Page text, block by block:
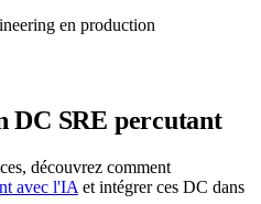
en production
DC SRE percutant
découvrez comment
avec l'IA et intégrer ces DC dans